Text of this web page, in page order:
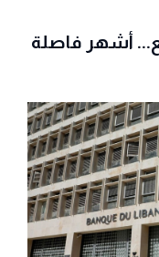
أشهر فاصلة